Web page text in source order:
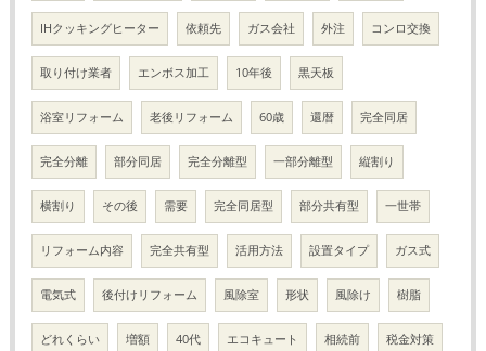
IHクッキングヒーター 依頼先 ガス会社 外注 コンロ交換
取り付け業者 エンボス加工 10年後 黒天板
浴室リフォーム 老後リフォーム 60歳 還暦 完全同居
完全分離 部分同居 完全分離型 一部分離型 縦割り
横割り その後 需要 完全同居型 部分共有型 一世帯
リフォーム内容 完全共有型 活用方法 設置タイプ ガス式
電気式 後付けリフォーム 風除室 形状 風除け 樹脂
どれくらい 増額 40代 エコキュート 相続前 税金対策